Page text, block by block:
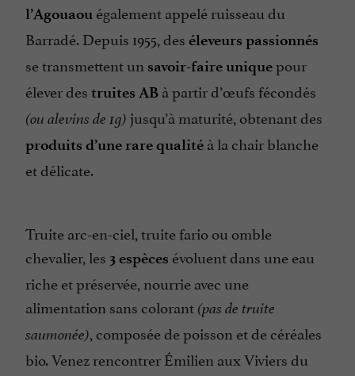
l’Agouaou également appelé ruisseau du
Barradé. Depuis 1955, des éleveurs passionnés
se transmettent un savoir-faire uniquepour
élever des truites AB à partir d’œufs fécondés
(ou alevins de 1g) jusqu’à maturité, obtenant des
produits d’une rare qualité à la chair blanche
et délicate.
Truite arc-en-ciel, truite fario ou omble
chevalier, les 3 espèces évoluent dans une eau
riche et préservée, nourrie avec une
alimentation sans colorant (pas de truite
saumonée), composée de poisson et de céréales
bio. Venez rencontrer Émilien aux Viviers du